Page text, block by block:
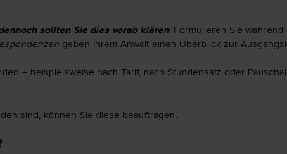
sollten Sie dies vorab klären. Formulieren Sie
geben Ihrem Anwalt einen Überblick zur
– beispielsweise nach Tarif, nach Stundensatz oder
sind, können Sie diese beauftragen.